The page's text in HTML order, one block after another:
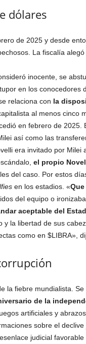
dólares
de 2025 y desde
La fiscalía
inocente, se
en los conocedores
relaciona con la
al menos cinco
en febrero de
así como las
era invitado por Milei
el propio
del caso. Por estos
en los estadios. «
del equipo o
aceptable del
y la libertad de sus
como en $LIBRA»,
la fiebre mundialista.
de la
artificiales y
sobre el declive
judicial favorable